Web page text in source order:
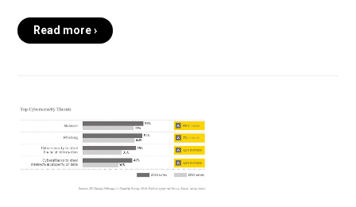
Read more ›